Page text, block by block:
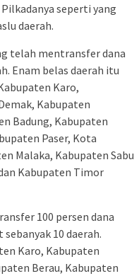
seperti yang
daerah.
telah mentransfer dana
Enam belas daerah itu
Karo,
Kabupaten
Badung, Kabupaten
Paser, Kota
Malaka, Kabupaten Sabu
Kabupaten Timor
100 persen dana
10 daerah.
Karo, Kabupaten
Berau, Kabupaten